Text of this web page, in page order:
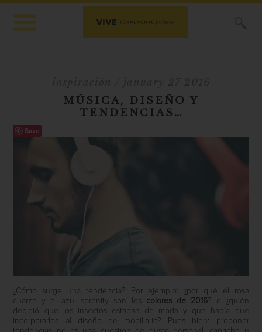
MÚSICA, DISEÑO Y
TENDENCIAS…
Save
¿Cómo surge una tendencia? Por ejemplo: ¿por qué el rosa
cuarzo y el azul serenity son los
colores de 2016? o ¿quién
decidió que los insectos estaban de moda y que había que
incorporarlos al diseño de mobiliario? Pues bien: proponer